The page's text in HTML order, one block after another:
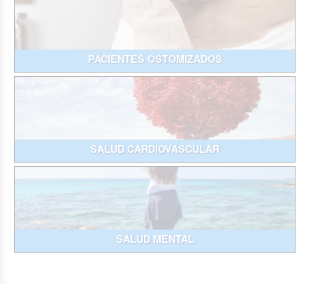
PACIENTES OSTOMIZADOS
SALUD CARDIOVASCULAR
SALUD MENTAL